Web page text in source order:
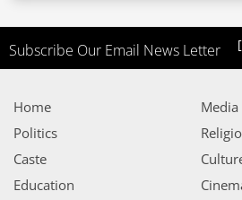
Subscribe Our Email News Letter
Home
Politics
Caste
Education
Media